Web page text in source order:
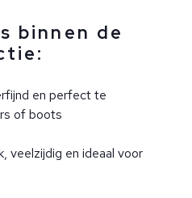
binnen de
en perfect te
of boots
veelzijdig en ideaal voor